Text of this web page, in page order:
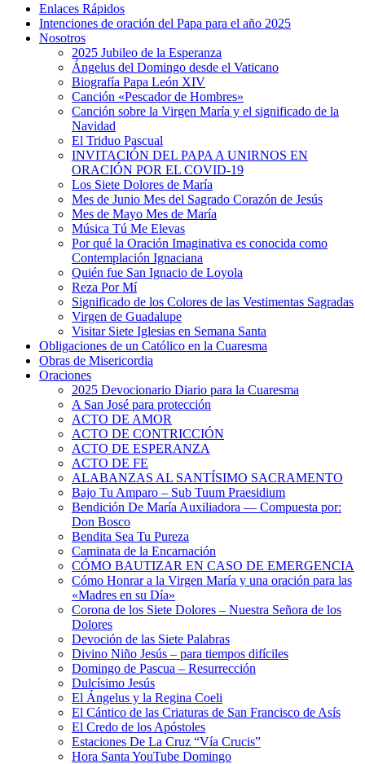
Enlaces Rápidos
Intenciones de oración del Papa para el año 2025
Nosotros
2025 Jubileo de la Esperanza
Ángelus del Domingo desde el Vaticano
Biografía Papa León XIV
Canción «Pescador de Hombres»
Canción sobre la Virgen María y el significado de la
Navidad
El Triduo Pascual
INVITACIÓN DEL PAPA A UNIRNOS EN
ORACIÓN POR EL COVID-19
Los Siete Dolores de María
Mes de Junio Mes del Sagrado Corazón de Jesús
Mes de Mayo Mes de María
Música Tú Me Elevas
Por qué la Oración Imaginativa es conocida como
Contemplación Ignaciana
Quién fue San Ignacio de Loyola
Reza Por Mí
Significado de los Colores de las Vestimentas Sagradas
Virgen de Guadalupe
Visitar Siete Iglesias en Semana Santa
Obligaciones de un Católico en la Cuaresma
Obras de Misericordia
Oraciones
2025 Devocionario Diario para la Cuaresma
A San José para protección
ACTO DE AMOR
ACTO DE CONTRICCIÓN
ACTO DE ESPERANZA
ACTO DE FE
ALABANZAS AL SANTÍSIMO SACRAMENTO
Bajo Tu Amparo – Sub Tuum Praesidium
Bendición De María Auxiliadora — Compuesta por:
Don Bosco
Bendita Sea Tu Pureza
Caminata de la Encarnación
CÓMO BAUTIZAR EN CASO DE EMERGENCIA
Cómo Honrar a la Virgen María y una oración para las
«Madres en su Día»
Corona de los Siete Dolores – Nuestra Señora de los
Dolores
Devoción de las Siete Palabras
Divino Niño Jesús – para tiempos difíciles
Domingo de Pascua – Resurrección
Dulcísimo Jesús
El Ángelus y la Regina Coeli
El Cántico de las Criaturas de San Francisco de Asís
El Credo de los Apóstoles
Estaciones De La Cruz “Vía Crucis”
Hora Santa YouTube Domingo